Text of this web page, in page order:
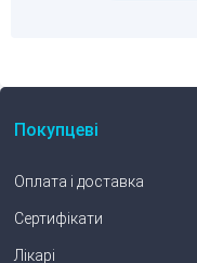
Покупцеві
Оплата і доставка
Сертифікати
Лікарі